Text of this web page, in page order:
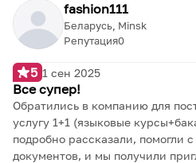
fashion111
Репутация0
Беларусь, Minsk
5 1 сен 2025
Все супер!
Обратились в компанию для
услугу 1+1 (языковые
подробно рассказали, помогли
документов, и мы получили